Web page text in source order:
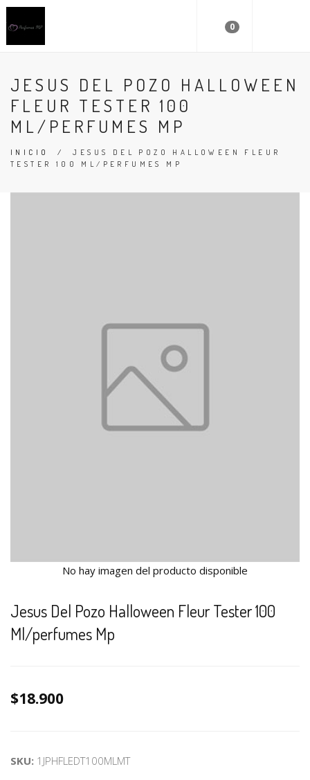
0
JESUS DEL POZO HALLOWEEN
FLEUR TESTER 100
ML/PERFUMES MP
INICIO /JESUS DEL POZO HALLOWEEN FLEUR
TESTER 100 ML/PERFUMES MP
No hay imagen del producto disponible
Jesus Del Pozo Halloween Fleur Tester 100
Ml/perfumes Mp
$18.900
SKU: 1JPHFLEDT100MLMT